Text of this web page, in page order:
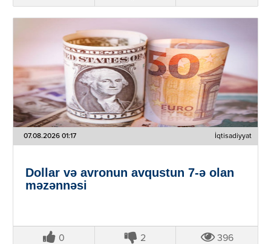
07.08.2026 01:17 İqtisadiyyat
Dollar və avronun avqustun 7-ə olan
məzənnəsi
0 2 396